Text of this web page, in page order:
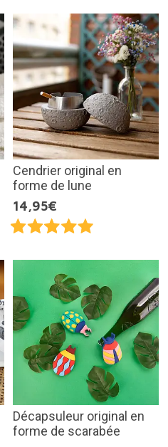
Cendrier original en
forme de lune
14,95€
Décapsuleur original en
forme de scarabée